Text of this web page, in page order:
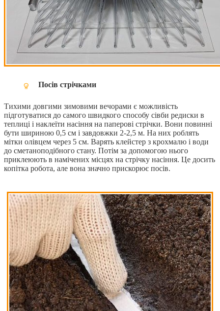
Посів стрічками
Тихими довгими зимовими вечорами є можливість
підготуватися до самого швидкого способу сівби редиски в
теплиці і наклеїти насіння на паперові стрічки. Вони повинні
бути шириною 0,5 см і завдовжки 2-2,5 м. На них роблять
мітки олівцем через 5 см. Варять клейстер з крохмалю і води
до сметаноподібного стану. Потім за допомогою нього
приклеюють в намічених місцях на стрічку насіння. Це досить
копітка робота, але вона значно прискорює посів.